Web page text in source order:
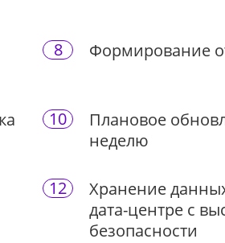
8 Формирование
10
Плановое
неделю
12
Хранение
дата-центре с
безопасности